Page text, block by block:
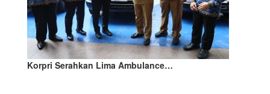
Korpri Serahkan Lima Ambulance…